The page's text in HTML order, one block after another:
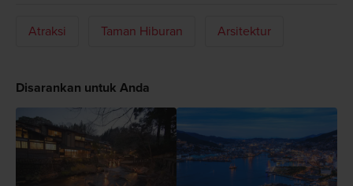
Atraksi Taman Hiburan Arsitektur
Disarankan untuk Anda